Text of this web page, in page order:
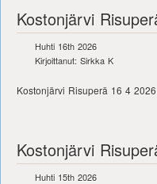
Kostonjärvi
Huhti 16th 2026
Kirjoittanut: Sirkka K
Kostonjärvi Risuperä 16 4
Kostonjärvi
Huhti 15th 2026